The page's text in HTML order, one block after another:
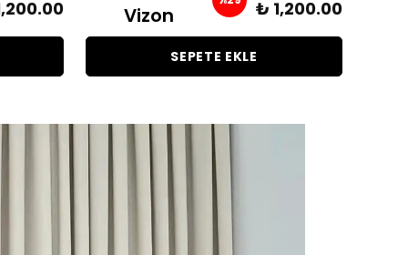
Vizon
₺ 1,200.00
SEPETE EKLE